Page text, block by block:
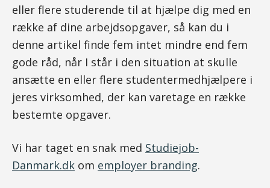
eller flere studerende til at hjælpe dig med en
række af dine arbejdsopgaver, så kan du i
denne artikel finde fem intet mindre end fem
gode råd, når I står i den situation at skulle
ansætte en eller flere studentermedhjælpere i
jeres virksomhed, der kan varetage en række
bestemte opgaver.
Vi har taget en snak med Studiejob-
Danmark.dk om employer branding.